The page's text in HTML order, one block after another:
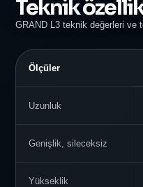
Teknik
GRAND L3 teknik değerleri ve
Ölçüler
Uzunluk
Genişlik, sileceksiz
Yükseklik